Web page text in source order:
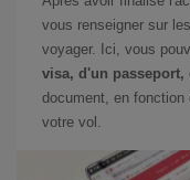
vous renseigner sur
voyager. Ici, vous
visa, d'un passeport,
document, en fonction
votre vol.